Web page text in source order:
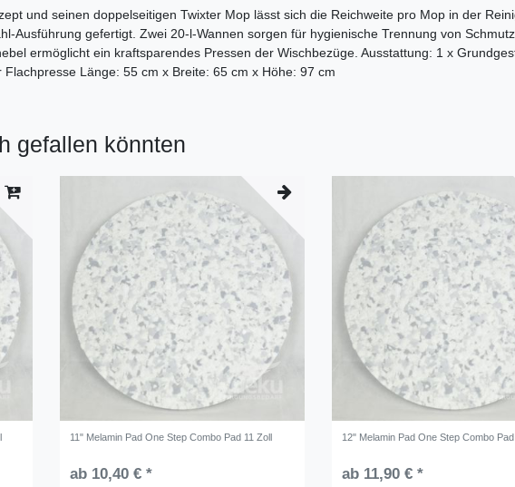
und seinen doppelseitigen Twixter Mop lässt sich die Reichweite pro Mop in der
Ausführung gefertigt. Zwei 20-l-Wannen sorgen für hygienische Trennung von
ermöglicht ein kraftsparendes Pressen der Wischbezüge. Ausstattung: 1 x
Länge: 55 cm x Breite: 65 cm x Höhe: 97 cm
gefallen könnten
11" Melamin Pad One Step Combo Pad 11 Zoll
ab 10,40 € *
12" Melamin Pad One Step Combo
ab 11,90 € *